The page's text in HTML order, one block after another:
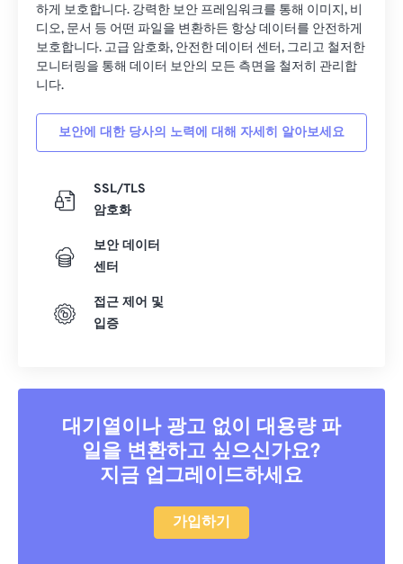
하게 보호합니다. 강력한 보안 프레임워크를 통해 이미지, 비
디오, 문서 등 어떤 파일을 변환하든 항상 데이터를 안전하게
보호합니다. 고급 암호화, 안전한 데이터 센터, 그리고 철저한
모니터링을 통해 데이터 보안의 모든 측면을 철저히 관리합
니다.
보안에 대한 당사의 노력에 대해 자세히 알아보세요
SSL/TLS
암호화
보안 데이터
센터
접근 제어 및
입증
대기열이나 광고 없이 대용량 파
일을 변환하고 싶으신가요?
지금 업그레이드하세요
가입하기